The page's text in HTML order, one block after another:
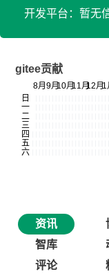
开发平台：暂无
gitee贡献
资讯
智库
评论